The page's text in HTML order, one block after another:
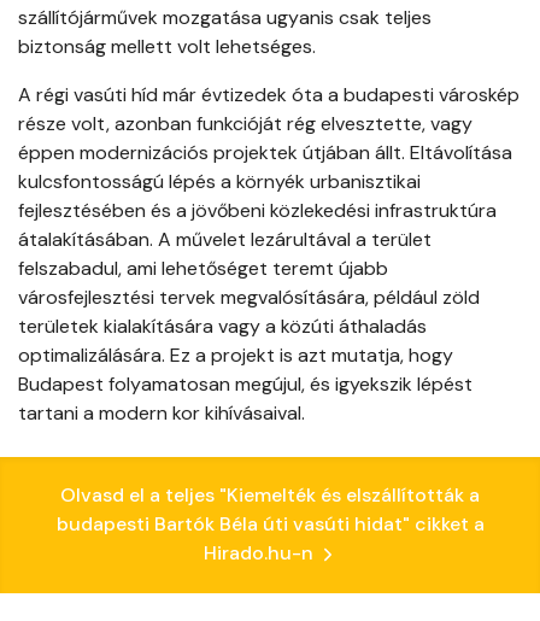
szállítójárművek mozgatása ugyanis csak teljes
biztonság mellett volt lehetséges.
A régi vasúti híd már évtizedek óta a budapesti városkép
része volt, azonban funkcióját rég elvesztette, vagy
éppen modernizációs projektek útjában állt. Eltávolítása
kulcsfontosságú lépés a környék urbanisztikai
fejlesztésében és a jövőbeni közlekedési infrastruktúra
átalakításában. A művelet lezárultával a terület
felszabadul, ami lehetőséget teremt újabb
városfejlesztési tervek megvalósítására, például zöld
területek kialakítására vagy a közúti áthaladás
optimalizálására. Ez a projekt is azt mutatja, hogy
Budapest folyamatosan megújul, és igyekszik lépést
tartani a modern kor kihívásaival.
Olvasd el a teljes "Kiemelték és elszállították a
budapesti Bartók Béla úti vasúti hidat" cikket a
Hirado.hu-n